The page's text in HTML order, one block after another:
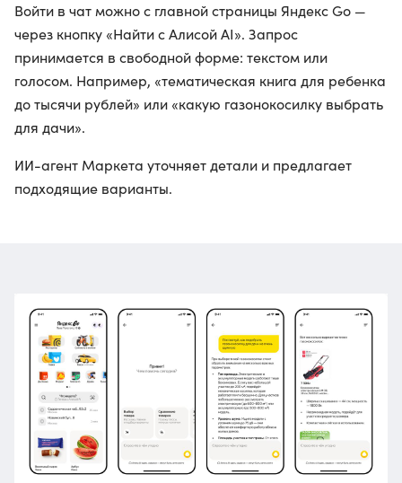
Войти в чат можно с главной страницы Яндекс Go —
через кнопку «Найти с Алисой AI». Запрос
принимается в свободной форме: текстом или
голосом. Например, «тематическая книга для ребенка
до тысячи рублей» или «какую газонокосилку выбрать
для дачи».
ИИ-агент Маркета уточняет детали и предлагает
подходящие варианты.